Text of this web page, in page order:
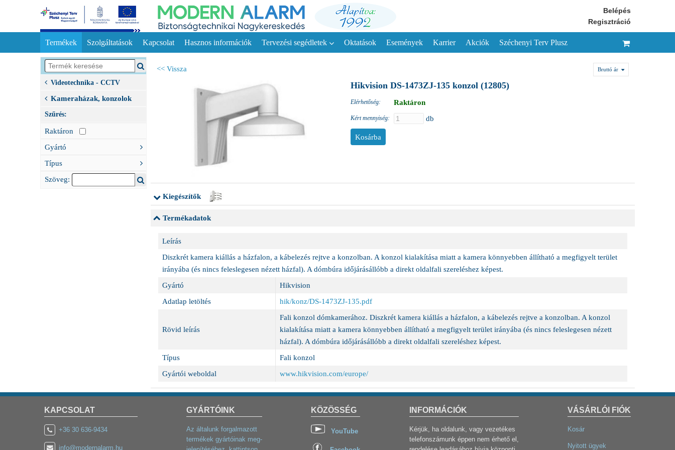
Belépés
Regisztráció
Termékek Szolgáltatások Kapcsolat Hasznos információk Tervezési segédletek Oktatások Események Karrier Akciók Széchenyi Terv Plusz
Videotechnika - CCTV
Kameraházak, konzolok
Szűrés:
Raktáron
Gyártó
Típus
Szöveg:
<< Vissza Bruttó ár
Hikvision DS-1473ZJ-135 konzol (12805)
Elérhetőség: Raktáron
Kért mennyiség: db
Kiegészítők
Termékadatok
Leírás
Diszkrét kamera kiállás a házfalon, a kábelezés rejtve a konzolban. A konzol kialakítása miatt a kamera könnyebben állítható a megfigyelt terület
irányába (és nincs feleslegesen nézett házfal). A dómbúra időjárásállóbb a direkt oldalfali szereléshez képest.
Gyártó
Hikvision
Adatlap letöltés
hik/konz/DS-1473ZJ-135.pdf
Rövid leírás
Fali konzol dómkamerához. Diszkrét kamera kiállás a házfalon, a kábelezés rejtve a konzolban. A konzol
kialakítása miatt a kamera könnyebben állítható a megfigyelt terület irányába (és nincs feleslegesen nézett
házfal). A dómbúra időjárásállóbb a direkt oldalfali szereléshez képest.
Típus
Fali konzol
Gyártói weboldal
www.hikvision.com/europe/
KAPCSOLAT
+36 30 636-9434
info@modernalarm.hu
VÁSÁRLÓI FIÓK
Kosár
Nyitott ügyek
KÖZÖSSÉG
YouTube
INFORMÁCIÓK
Kérjük, ha oldalunk, vagy vezetékes
telefonszámunk éppen nem érhető el,
GYÁRTÓINK
Az általunk forgalmazott
termékek gyártóinak meg-